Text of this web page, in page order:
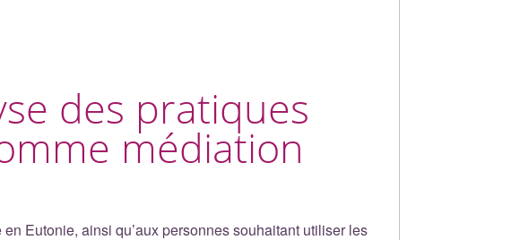
des pratiques
médiation
Eutonie, ainsi qu’aux personnes souhaitant utiliser les